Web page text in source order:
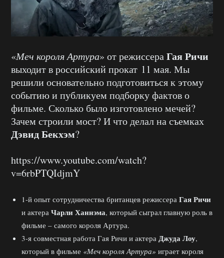
«Меч короля Артура» от режиссераГая Ричи
выходит в российский прокат 11 мая. Мы
решили основательно подготовиться к этому
событию и публикуем подборку фактов о
фильме. Сколько было изготовлено мечей?
Зачем строили мост? И что делал на съемках
Дэвид Бекхэм?
https://www.youtube.com/watch?
v=6rbPTQIdjmY
1-й опыт сотрудничества британцев режиссера Гая Ричи
и актера Чарли Ханнэма, который сыграл главную роль в
фильме – самого короля Артура.
3-я совместная работа Гая Ричи и актера Джуда Лоу,
который в фильме «Меч короля Артура» играет короля